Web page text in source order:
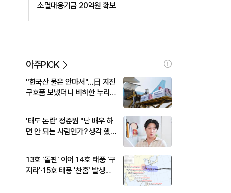
소멸대응기금 20억원 확보
아주PICK
"한국산 물은 안마셔"…日 지진
구호품 보냈더니 비하한 누리
'태도 논란' 정준원 "난 배우 하
면 안 되는 사람인가? 생각 했
13호 '돌핀' 이어 14호 태풍 '구
지라'·15호 태풍 '찬홈' 발생…